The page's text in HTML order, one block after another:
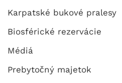
Karpatské bukové pralesy
Biosférické rezervácie
Médiá
Prebytočný majetok